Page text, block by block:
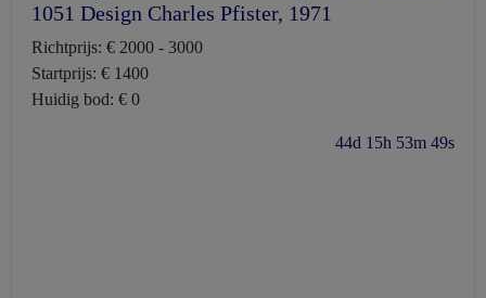
1051 Design Charles Pfister, 1971
Richtprijs: € 2000 - 3000
Startprijs: € 1400
Huidig bod: € 0
44d 15h 53m 48s